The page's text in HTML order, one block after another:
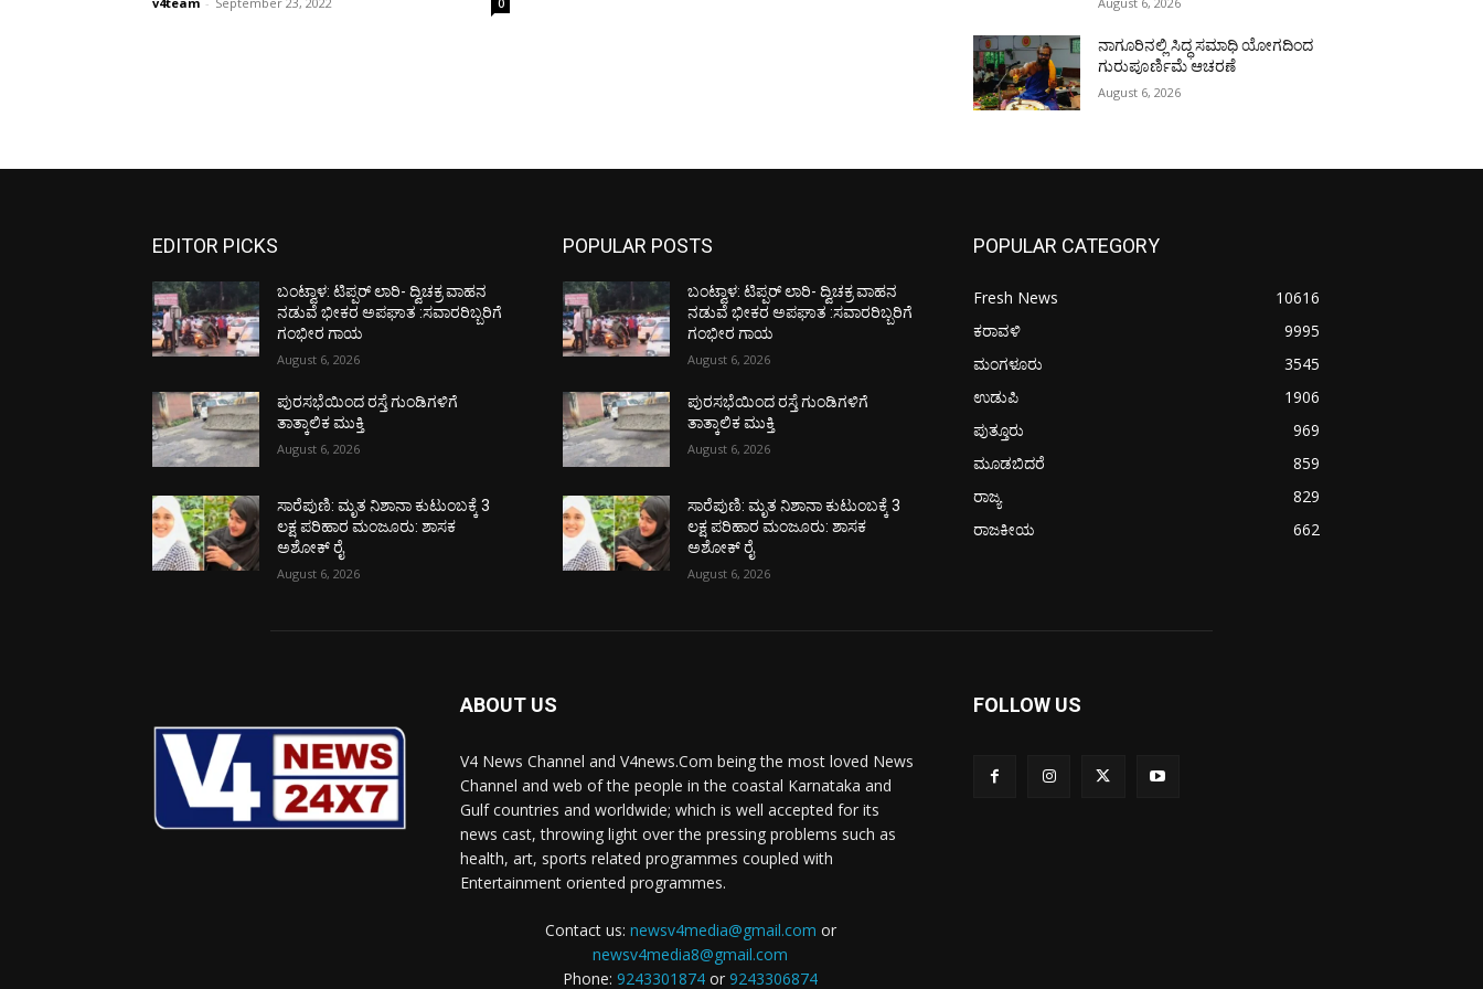
0
ನಾಗೂರಿನಲ್ಲಿ ಸಿದ್ಧ ಸಮಾಧಿ ಯೋಗದಿಂದ
ಗುರುಪೂರ್ಣಿಮೆ ಆಚರಣೆ
August 6, 2026
EDITOR PICKS
ಬಂಟ್ವಾಳ: ಟಿಪ್ಪರ್ ಲಾರಿ- ದ್ವಿಚಕ್ರ ವಾಹನ
ನಡುವೆ ಭೀಕರ ಅಪಘಾತ :ಸವಾರರಿಬ್ಬರಿಗೆ
ಗಂಭೀರ ಗಾಯ
August 6, 2026
ಪುರಸಭೆಯಿಂದ ರಸ್ತೆ ಗುಂಡಿಗಳಿಗೆ
ತಾತ್ಕಾಲಿಕ ಮುಕ್ತಿ
August 6, 2026
ಸಾರೆಪುಣಿ: ಮೃತ ನಿಶಾನಾ ಕುಟುಂಬಕ್ಕೆ 3
ಲಕ್ಷ ಪರಿಹಾರ ಮಂಜೂರು: ಶಾಸಕ
ಅಶೋಕ್ ರೈ
August 6, 2026
POPULAR POSTS
ಬಂಟ್ವಾಳ: ಟಿಪ್ಪರ್ ಲಾರಿ- ದ್ವಿಚಕ್ರ ವಾಹನ
ನಡುವೆ ಭೀಕರ ಅಪಘಾತ :ಸವಾರರಿಬ್ಬರಿಗೆ
ಗಂಭೀರ ಗಾಯ
August 6, 2026
ಪುರಸಭೆಯಿಂದ ರಸ್ತೆ ಗುಂಡಿಗಳಿಗೆ
ತಾತ್ಕಾಲಿಕ ಮುಕ್ತಿ
August 6, 2026
ಸಾರೆಪುಣಿ: ಮೃತ ನಿಶಾನಾ ಕುಟುಂಬಕ್ಕೆ 3
ಲಕ್ಷ ಪರಿಹಾರ ಮಂಜೂರು: ಶಾಸಕ
ಅಶೋಕ್ ರೈ
August 6, 2026
POPULAR CATEGORY
Fresh News
10616
ಕರಾವಳಿ
9995
ಮಂಗಳೂರು
3545
ಉಡುಪಿ
1906
ಪುತ್ತೂರು
969
ಮೂಡಬಿದರೆ
859
ರಾಜ್ಯ
829
ರಾಜಕೀಯ
662
ABOUT US
V4 News Channel and V4news.Com being the most loved News
Channel and web of the people in the coastal Karnataka and
Gulf countries and worldwide; which is well accepted for its
news cast, throwing light over the pressing problems such as
health, art, sports related programmes coupled with
Entertainment oriented programmes.
Contact us: newsv4media@gmail.com or
newsv4media8@gmail.com
Phone: 9243301874 or 9243306874
FOLLOW US